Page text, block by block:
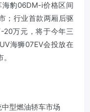
豹06DM-i价格区间
；行业首款两厢后驱
20万元，将于今年三
海狮07EV会投放在
型燃油轿车市场